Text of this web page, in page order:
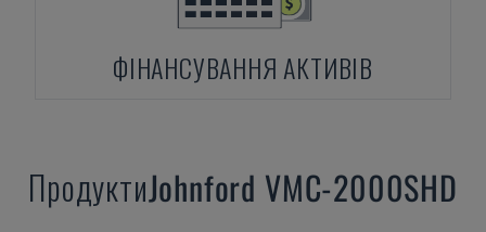
ФІНАНСУВАННЯ АКТИВІВ
ПродуктиJohnford VMC-2000SHD